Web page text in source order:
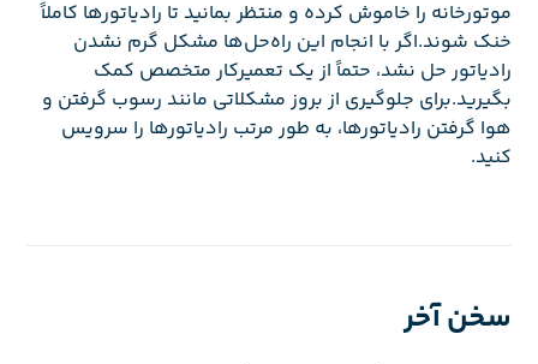
موتورخانه را خاموش کرده و منتظر بمانید تا رادیاتورها کاملاً
خنک شوند.اگر با انجام این راه‌حل‌ها مشکل گرم نشدن
رادیاتور حل نشد، حتماً از یک تعمیرکار متخصص کمک
بگیرید.برای جلوگیری از بروز مشکلاتی مانند رسوب گرفتن و
هوا گرفتن رادیاتورها، به طور مرتب رادیاتورها را سرویس
کنید.
سخن آخر